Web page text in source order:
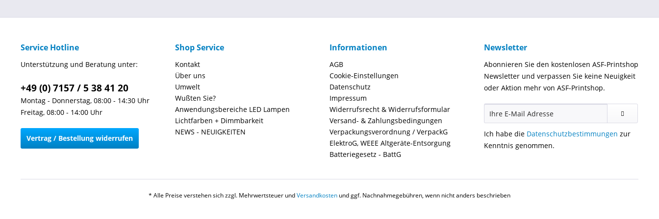
Service Hotline
Unterstützung und Beratung unter:
+49 (0) 7157 / 5 38 41 20
Montag - Donnerstag, 08:00 - 14:30 Uhr
Freitag, 08:00 - 14:00 Uhr
Vertrag / Bestellung widerrufen
Shop Service
Kontakt
Über uns
Umwelt
Wußten Sie?
Anwendungsbereiche LED Lampen
Lichtfarben + Dimmbarkeit
NEWS - NEUIGKEITEN
Informationen
AGB
Cookie-Einstellungen
Datenschutz
Impressum
Widerrufsrecht & Widerrufsformular
Versand- & Zahlungsbedingungen
Verpackungsverordnung / VerpackG
ElektroG, WEEE Altgeräte-Entsorgung
Batteriegesetz - BattG
Newsletter
Abonnieren Sie den kostenlosen ASF-Printshop
Newsletter und verpassen Sie keine Neuigkeit
oder Aktion mehr von ASF-Printshop.
Ich habe die Datenschutzbestimmungen zur
Kenntnis genommen.
* Alle Preise verstehen sich zzgl. Mehrwertsteuer undVersandkosten und ggf. Nachnahmegebühren, wenn nicht anders beschrieben